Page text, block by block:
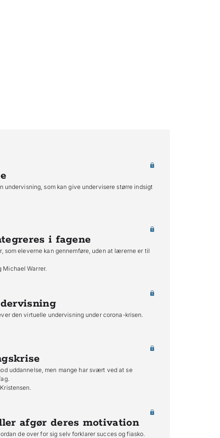
som kan give undervisere større indsigt
i fagene
som eleverne kan gennemføre, uden at lærerne er til
Michael Warrer.
den virtuelle undervisning under corona-krisen.
uddannelse, men mange har svært ved at se
afgør deres motivation
de over for sig selv forklarer succes og fiasko.